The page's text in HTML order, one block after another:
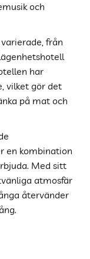
och
från
har
vilket gör det
på mat och
en kombination
Med sitt
atmosfär
återvänder